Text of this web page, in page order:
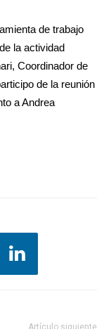
de trabajo
la actividad
Coordinador de
de la reunión
a Andrea